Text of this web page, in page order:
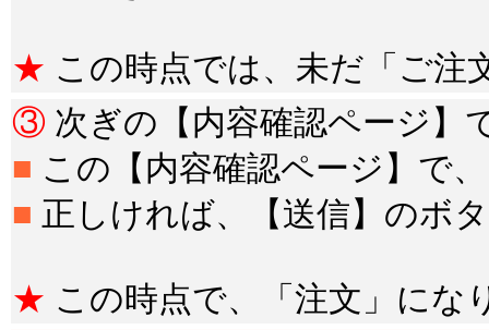
★ この時点では、未だ「ご注
③ 次ぎの【内容確認ページ】
■ この【内容確認ページ】で
■ 正しければ、【送信】のボ
★ この時点で、「注文」にな